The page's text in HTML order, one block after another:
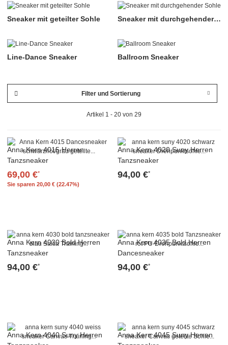
Sneaker mit geteilter Sohle
Sneaker mit durchgehender
Line-Dance Sneaker Ballroom Sneaker
Filter und Sortierung
Artikel 1 - 20 von 29
Anna Kern 4015 Herren
Tanzsneaker
69,00 €*
Sie sparen 20,00 € (22.47%)
Anna Kern 4020 Suny Herren
Tanzsneaker
94,00 €*
Anna Kern 4030 Bold Herren
Tanzsneaker
94,00 €*
Anna Kern 4035 Bold Herren
Dancesneaker
94,00 €*
Anna Kern 4040 Suny Herren
Anna Kern 4045 Suny Herren